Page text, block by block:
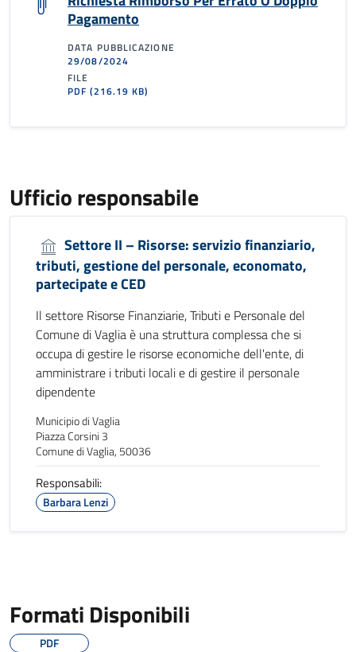
Pagamento
DATA PUBBLICAZIONE
29/08/2024
FILE
PDF(216.19 KB)
Ufficio responsabile
Settore II – Risorse: servizio finanziario,
tributi, gestione del personale, economato,
partecipate e CED
Il settore Risorse Finanziarie, Tributi e Personale del
Comune di Vaglia è una struttura complessa che si
occupa di gestire le risorse economiche dell'ente, di
amministrare i tributi locali e di gestire il personale
dipendente
Municipio di Vaglia
Piazza Corsini 3
Comune di Vaglia, 50036
Responsabili:
Barbara Lenzi
Formati Disponibili
PDF